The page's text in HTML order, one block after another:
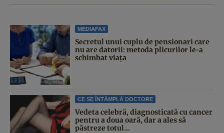
MEDIAFAX
Secretul unui cuplu de pensionari care
nu are datorii: metoda plicurilor le-a
schimbat viața
CE SE ÎNTÂMPLĂ DOCTORE
Vedeta celebră, diagnosticată cu cancer
pentru a doua oară, dar a ales să
păstreze totul...